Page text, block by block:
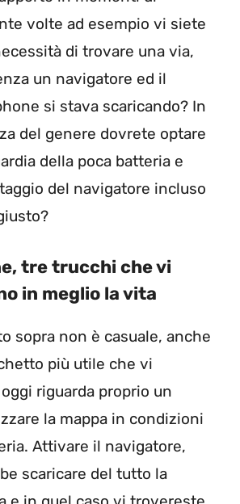
volte ad esempio vi siete
di trovare una via,
un navigatore ed il
si stava scaricando? In
del genere dovrete optare
della poca batteria e
del navigatore incluso
tre trucchi che vi
in meglio la vita
sopra non è casuale, anche
più utile che vi
riguarda proprio un
la mappa in condizioni
Attivare il navigatore,
scaricare del tutto la